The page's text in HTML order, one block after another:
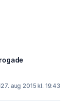
27. aug 2015 kl. 19:43